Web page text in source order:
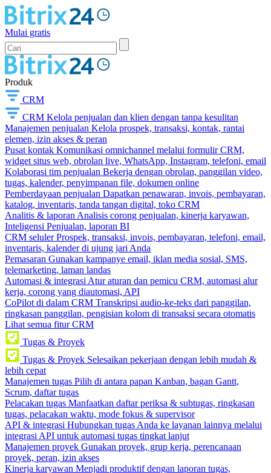
Mulai gratis
Produk
CRM
CRM Kelola penjualan dan klien dengan tanpa kesulitan
Manajemen penjualan Kelola prospek, transaksi, kontak, rantai
elemen, izin akses & peran
Pusat kontak Komunikasi omnichannel melalui formulir CRM,
widget situs web, obrolan live, WhatsApp, Instagram, telefoni, email
Kolaborasi tim penjualan Bekerja dengan obrolan, panggilan video,
tugas, kalender, penyimpanan file, dokumen online
Pemberdayaan penjualan Dapatkan penawaran, invois, pembayaran,
katalog, inventaris, tanda tangan digital, toko CRM
Analitis & laporan Analisis corong penjualan, kinerja karyawan,
Inteligensi Penjualan, laporan BI
CRM seluler Prospek, transaksi, invois, pembayaran, telefoni, email,
inventaris, kalender di ujung jari Anda
Pemasaran Gunakan kampanye email, iklan media sosial, SMS,
telemarketing, laman landas
Automasi & integrasi Atur aturan dan pemicu CRM, automasi alur
kerja, corong yang diautomasi, API
CoPilot di dalam CRM Transkripsi audio-ke-teks dari panggilan,
ringkasan panggilan, pengisian kolom di transaksi secara otomatis
Lihat semua fitur CRM
Tugas & Proyek
Tugas & Proyek Selesaikan pekerjaan dengan lebih mudah &
lebih cepat
Manajemen tugas Pilih di antara papan Kanban, bagan Gantt,
Scrum, daftar tugas
Pelacakan tugas Manfaatkan daftar periksa & subtugas, ringkasan
tugas, pelacakan waktu, mode fokus & supervisor
API & integrasi Hubungkan tugas Anda ke layanan lainnya melalui
integrasi API untuk automasi tugas tingkat lanjut
Manajemen proyek Gunakan proyek, grup kerja, perencanaan
proyek, peran, izin akses
Kinerja karyawan Menjadi produktif dengan laporan tugas,